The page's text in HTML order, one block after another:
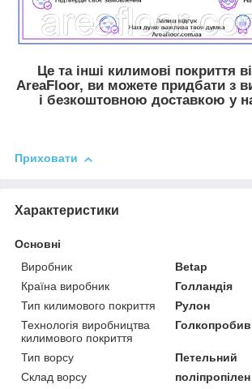
Це та інші килимові покриття
AreaFloor, ви можете придбати з
і безкоштовною доставкою у
Приховати
Характеристики
Основні
Виробник
Betap
Країна виробник
Голландія
Тип килимового покриття
Рулон
Технологія виробництва
килимового покриття
Тип ворсу
Петельний
Склад ворсу
поліпропілен